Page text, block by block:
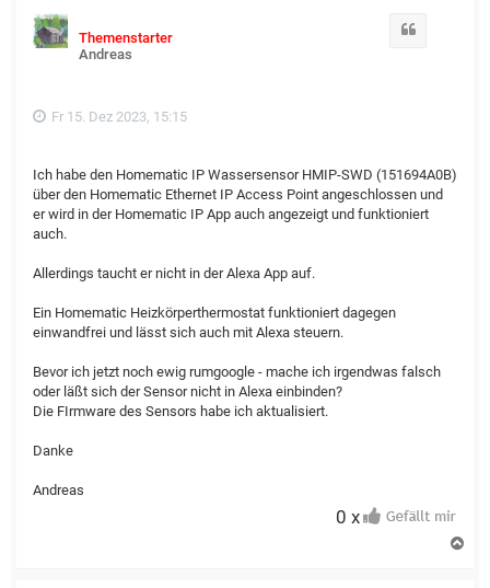
Themenstarter
Andreas
Fr 15. Dez 2023, 15:15
Ich habe den Homematic IP Wassersensor HMIP-SWD (151694A0B)
über den Homematic Ethernet IP Access Point angeschlossen und
er wird in der Homematic IP App auch angezeigt und funktioniert
auch.
Allerdings taucht er nicht in der Alexa App auf.
Ein Homematic Heizkörperthermostat funktioniert dagegen
einwandfrei und lässt sich auch mit Alexa steuern.
Bevor ich jetzt noch ewig rumgoogle - mache ich irgendwas falsch
oder läßt sich der Sensor nicht in Alexa einbinden?
Die FIrmware des Sensors habe ich aktualisiert.
Danke
Andreas
0 x